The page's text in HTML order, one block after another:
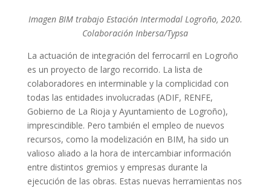
Imagen BIM trabajo Estación Intermodal Logroño, 2020.
Colaboración Inbersa/Typsa
La actuación de integración del ferrocarril en Logroño
es un proyecto de largo recorrido. La lista de
colaboradores en interminable y la complicidad con
todas las entidades involucradas (ADIF, RENFE,
Gobierno de La Rioja y Ayuntamiento de Logroño),
imprescindible. Pero también el empleo de nuevos
recursos, como la modelización en BIM, ha sido un
valioso aliado a la hora de intercambiar información
entre distintos gremios y empresas durante la
ejecución de las obras. Estas nuevas herramientas nos